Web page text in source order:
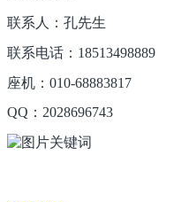
联系人：孔先生
联系电话：18513498889
座机：010-68883817
QQ：2028696743